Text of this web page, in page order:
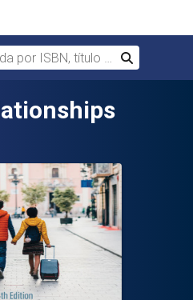
por ISBN, título o autor
Buscar